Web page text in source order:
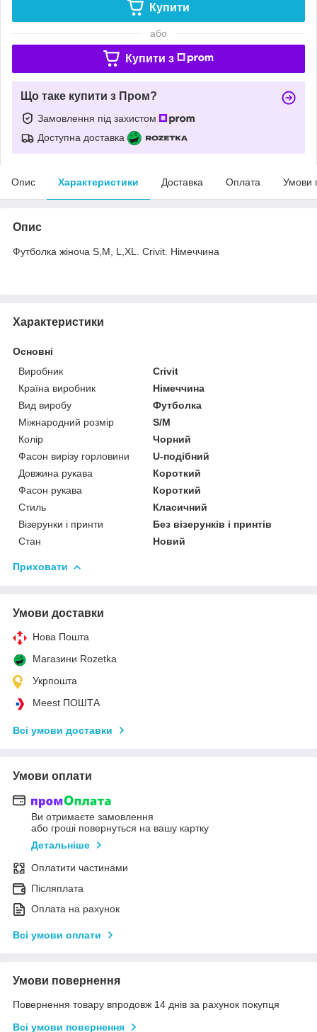
Купити
або
Купити з
Що таке купити з Пром?
Замовлення під захистом
Доступна доставка
Опис Характеристики Доставка Оплата Умови
Опис
Футболка жіноча S,M, L,XL. Crivit. Німеччина
Характеристики
Основні
Виробник
Crivit
Країна виробник
Німеччина
Вид виробу
Футболка
Міжнародний розмір
S/M
Колір
Чорний
Фасон вирізу горловини
U-подібний
Довжина рукава
Короткий
Фасон рукава
Короткий
Стиль
Класичний
Візерунки і принти
Без візерунків і принтів
Стан
Новий
Приховати
Умови доставки
Нова Пошта
Магазини Rozetka
Укрпошта
Meest ПОШТА
Всі умови доставки
Умови оплати
Ви отримаєте замовлення
або гроші повернуться на вашу картку
Детальніше
Оплатити частинами
Післяплата
Оплата на рахунок
Всі умови оплати
Умови повернення
Повернення товару впродовж 14 днів за рахунок покупця
Всі умови повернення